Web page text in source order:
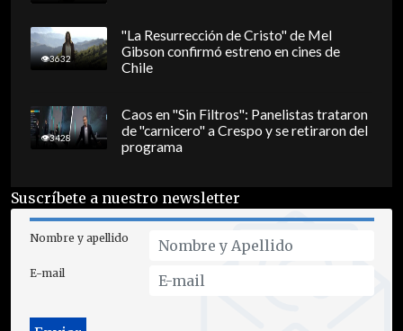
3632
"La Resurrección de Cristo" de Mel
Gibson confirmó estreno en cines de
Chile
3428
Caos en "Sin Filtros": Panelistas trataron
de "carnicero" a Crespo y se retiraron del
programa
Suscríbete a nuestro newsletter
Nombre y apellido
E-mail